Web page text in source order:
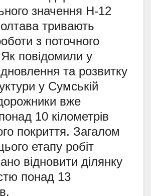
значення Н-12
тривають
з поточного
повідомили у
та розвитку
у Сумській
вже
10 кілометрів
покриття. Загалом
етапу робіт
відновити ділянку
понад 13